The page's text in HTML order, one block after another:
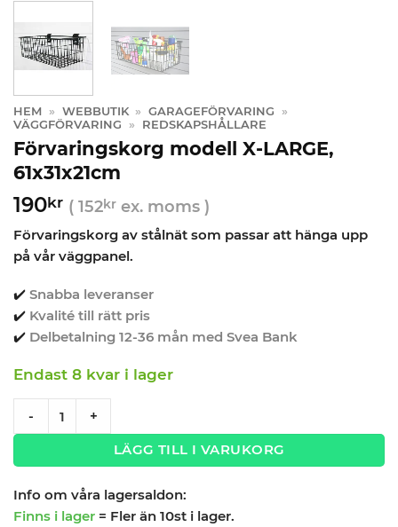
HEM » WEBBUTIK » GARAGEFÖRVARING
»
VÄGGFÖRVARING
» REDSKAPSHÅLLARE
Förvaringskorg modell X-LARGE,
61x31x21cm
190kr ( 152kr ex. moms )
Förvaringskorg av stålnät som passar att hänga upp
på vår väggpanel.
✔️ Snabba leveranser
✔️ Kvalité till rätt pris
✔️ Delbetalning 12-36 mån med Svea Bank
Endast 8 kvar i lager
- +
LÄGG TILL I VARUKORG
Info om våra lagersaldon:
Finns i lager = Fler än 10st i lager.